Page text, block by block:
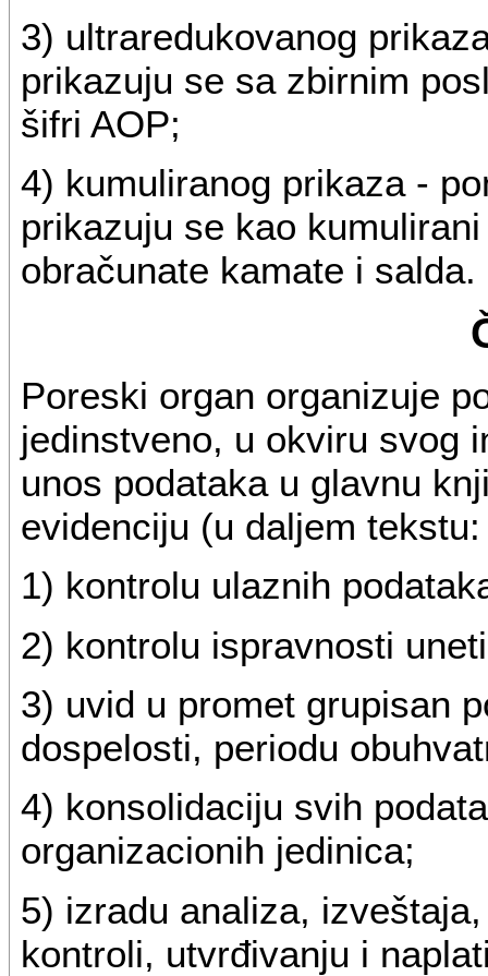
3) ultraredukovanog
prikazuju se sa zbirnim
šifri AOP;
4) kumuliranog prikaza -
prikazuju se kao
obračunate kamate i salda.
Poreski organ organizuje
jedinstveno, u okviru svog
unos podataka u glavnu
evidenciju (u daljem
1) kontrolu ulaznih
2) kontrolu ispravnosti
3) uvid u promet grupisan
dospelosti, periodu
4) konsolidaciju svih
organizacionih jedinica;
5) izradu analiza,
kontroli, utvrđivanju i